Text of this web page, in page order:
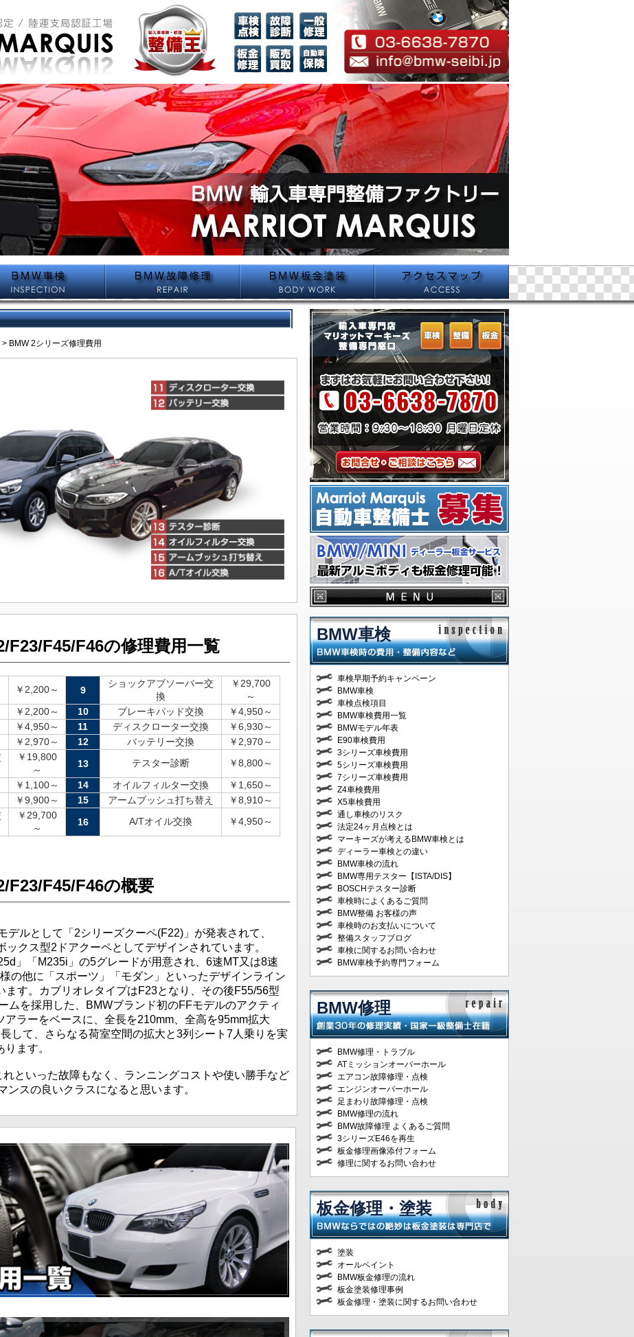
期予約キャンペーン
検
検項目
検費用一覧
デル年表
検のリスク
ヶ月点検とは
ーズが考えるBMW車検
検の流れ
によくあるご質問
タッフブログ
関するお問い合わせ BMW修理概要
BMW修理費用
修理事例技術ファイル 板金塗装修理事例
事故修理保険
板金修理メールフォーム 千葉からお越しのお客様へ
横浜からお越しのお客様へ
埼玉からお越しのお客様へ
> BMW 2シリーズ修理費用
F23/F45/F46の修理費用一覧
￥2,200～ 9
ショックアブソーバー交
換
￥29,700
～
￥2,200～ 10 ブレーキパッド交換
￥4,950～
￥4,950～ 11 ディスクローター交換
￥6,930～
￥2,970～ 12 バッテリー交換
￥2,970～
￥19,800
～
13 テスター診断
￥8,800～
￥1,100～ 14 オイルフィルター交換
￥1,650～
￥9,900～ 15 アームブッシュ打ち替え
￥8,910～
￥29,700
～
16 A/Tオイル交換 ￥4,950～
F23/F45/F46の概要
デルとして「2シリーズクーペ(F22)」が発表されて、
クス型2ドアクーペとしてデザインされています。
」「M235i」の5グレードが用意され、6速MT又は8速
の他に「スポーツ」「モダン」といったデザインライン
ます。カブリオレタイプはF23となり、その後F55/56型
ムを採用した、BMWブランド初のFFモデルのアクティ
ラーをベースに、全長を210mm、全高を95mm拡大
して、さらなる荷室空間の拡大と3列シート7人乗りを実
ます。
といった故障もなく、ランニングコストや使い勝手など
スの良いクラスになると思います。
BMW車検
車検早期予約キャンペーン
BMW車検
車検点検項目
BMW車検費用一覧
BMWモデル年表
E90車検費用
3シリーズ車検費用
5シリーズ車検費用
7シリーズ車検費用
Z4車検費用
X5車検費用
通し車検のリスク
法定24ヶ月点検とは
マーキーズが考えるBMW車検とは
ディーラー車検との違い
BMW車検の流れ
BMW専用テスター【ISTA/DIS】
BOSCHテスター診断
車検時によくあるご質問
BMW整備 お客様の声
車検時のお支払いについて
整備スタッフブログ
車検に関するお問い合わせ
BMW車検予約専門フォーム
BMW修理
BMW修理・トラブル
ATミッションオーバーホール
エアコン故障修理・点検
エンジンオーバーホール
足まわり故障修理・点検
BMW修理の流れ
BMW故障修理 よくあるご質問
3シリーズE46を再生
板金修理画像添付フォーム
修理に関するお問い合わせ
板金修理・塗装
塗装
オールペイント
BMW板金修理の流れ
板金塗装修理事例
板金修理・塗装に関するお問い合わせ